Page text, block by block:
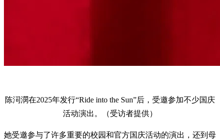
陈泀潣在2025年发行“Ride into the Sun”后，受邀参加不少国庆
活动演出。（受访者提供）
她受邀参与了许多重要的校园和官方国庆活动的演出，还到母